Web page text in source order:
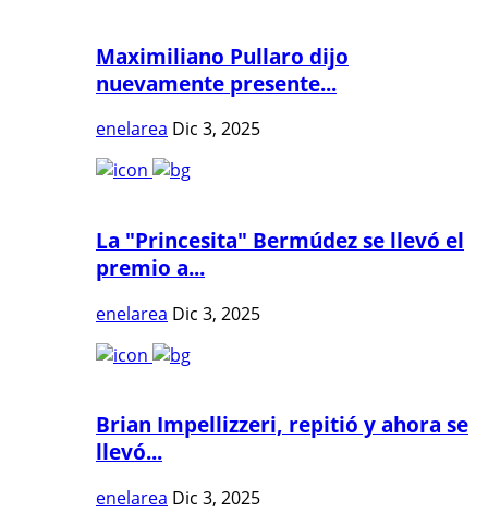
Maximiliano Pullaro dijo
nuevamente presente...
enelarea Dic 3, 2025
La "Princesita" Bermúdez se llevó el
premio a...
enelarea Dic 3, 2025
Brian Impellizzeri, repitió y ahora se
llevó...
enelarea Dic 3, 2025